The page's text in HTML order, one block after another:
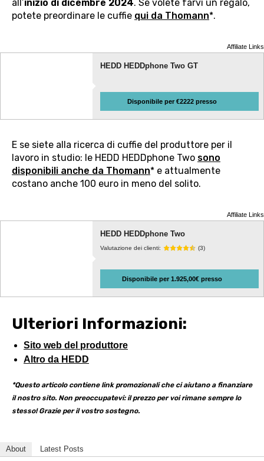
all’inizio di dicembre 2024. Se volete farvi un regalo,
potete preordinare le cuffie qui da Thomann*.
Affiliate Links
HEDD HEDDphone Two GT
Disponibile per €2222 presso
E se siete alla ricerca di cuffie del produttore per il
lavoro in studio: le HEDD HEDDphone Two sono
disponibili anche da Thomann* e attualmente
costano anche 100 euro in meno del solito.
Affiliate Links
HEDD HEDDphone Two
Valutazione dei clienti: (3)
Disponibile per 1.925,00€ presso
Ulteriori Informazioni:
Sito web del produttore
Altro da HEDD
*Questo articolo contiene link promozionali che ci aiutano a finanziare
il nostro sito. Non preoccupatevi: il prezzo per voi rimane sempre lo
stesso! Grazie per il vostro sostegno.
About Latest Posts